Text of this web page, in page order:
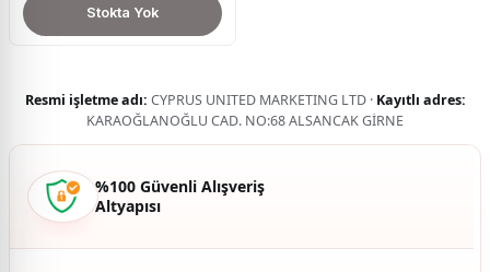
Stokta Yok
Resmi işletme adı: CYPRUS UNITED MARKETING LTD · Kayıtlı adres:
KARAOĞLANOĞLU CAD. NO:68 ALSANCAK GİRNE
%100 Güvenli Alışveriş
Altyapısı